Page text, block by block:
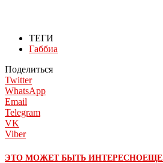
ТЕГИ
Габбиа
Поделиться
Twitter
WhatsApp
Email
Telegram
VK
Viber
ЭТО МОЖЕТ БЫТЬ ИНТЕРЕСНОЕЩЕ